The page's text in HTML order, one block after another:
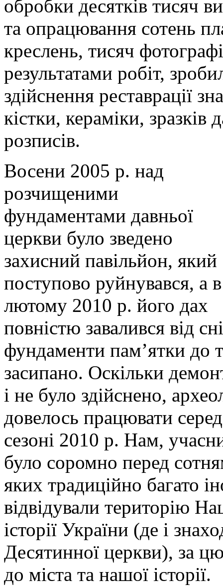
обробки десятків тисяч
та опрацювання сотень
креслень, тисяч
результатами робіт,
здійснення реставрації
кістки, кераміки, зразків
розписів.
Восени 2005 р. над
розчищеними
фундаментами давньої
церкви було зведено
захисний павільйон, який
поступово руйнувався, а в
лютому 2010 р. його дах
повністю завалився від
фундаменти пам’ятки до
засипано. Оскільки
і не було здійснено,
довелось працювати
сезоні 2010 р. Нам,
було соромно перед
яких традиційно багато
відвідували територію
історії України (де і
Десятинної церкви), за
до міста та нашої історії.